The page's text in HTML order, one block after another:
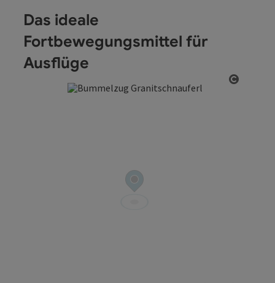
Das ideale
Fortbewegungsmittel für
Ausflüge